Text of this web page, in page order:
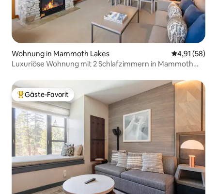
Wohnung in Mammoth Lakes
4,91 (58)
Luxuriöse Wohnung mit 2 Schlafzimmern in Mammoth
Beliebter Gäste-Favorit.
Gäste-Favorit